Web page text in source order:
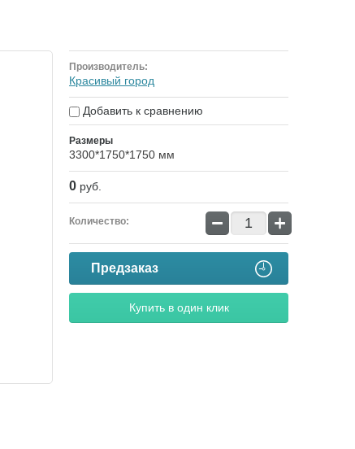
Производитель:
Красивый город
Добавить к сравнению
Размеры
3300*1750*1750 мм
0 руб.
Количество: − +
Предзаказ
Купить в один клик